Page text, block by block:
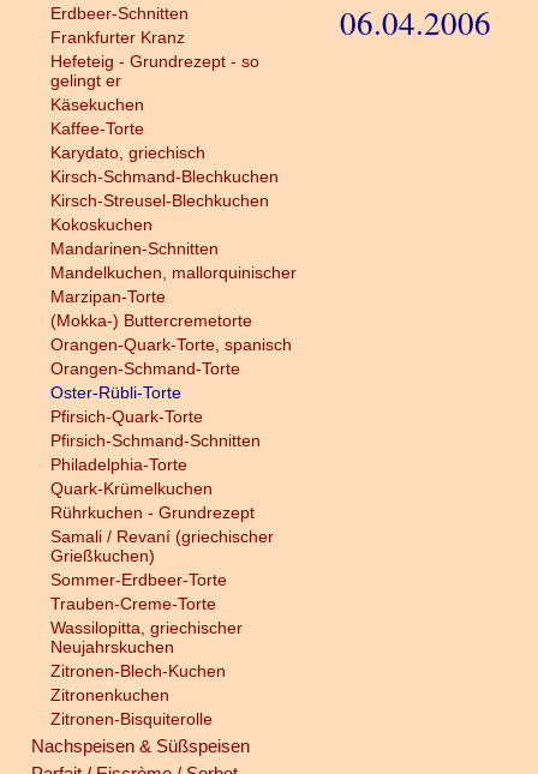
Erdbeer-Schnitten
Frankfurter Kranz
Hefeteig - Grundrezept - so
gelingt er
Käsekuchen
Kaffee-Torte
Karydato, griechisch
Kirsch-Schmand-Blechkuchen
Kirsch-Streusel-Blechkuchen
Kokoskuchen
Mandarinen-Schnitten
Mandelkuchen, mallorquinischer
Marzipan-Torte
(Mokka-) Buttercremetorte
Orangen-Quark-Torte, spanisch
Orangen-Schmand-Torte
Oster-Rübli-Torte
Pfirsich-Quark-Torte
Pfirsich-Schmand-Schnitten
Philadelphia-Torte
Quark-Krümelkuchen
Rührkuchen - Grundrezept
Samali / Revaní (griechischer
Grießkuchen)
Sommer-Erdbeer-Torte
Trauben-Creme-Torte
Wassilopitta, griechischer
Neujahrskuchen
Zitronen-Blech-Kuchen
Zitronenkuchen
Zitronen-Bisquiterolle
Nachspeisen & Süßspeisen
06.04.2006